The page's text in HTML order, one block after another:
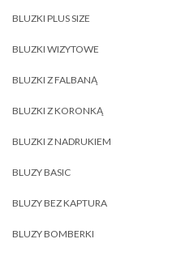
BLUZKI PLUS SIZE
BLUZKI WIZYTOWE
BLUZKI Z FALBANĄ
BLUZKI Z KORONKĄ
BLUZKI Z NADRUKIEM
BLUZY BASIC
BLUZY BEZ KAPTURA
BLUZY BOMBERKI